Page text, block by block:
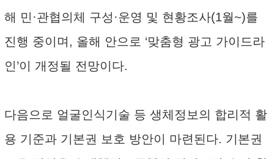
해 민·관협의체 구성·운영 및 현황조사(1월~)를
진행 중이며, 올해 안으로 ‘맞춤형 광고 가이드라
인’이 개정될 전망이다.
다음으로 얼굴인식기술 등 생체정보의 합리적 활
용 기준과 기본권 보호 방안이 마련된다. 기본권